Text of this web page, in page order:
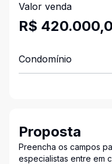
Valor venda
R$
Condomínio
Proposta
Preencha os campos
especialistas entre em